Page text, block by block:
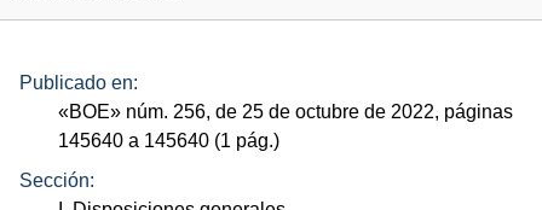
Publicado en:
«BOE» núm. 256, de 25 de octubre de 2022, páginas
145640 a 145640 (1 pág.)
Sección: